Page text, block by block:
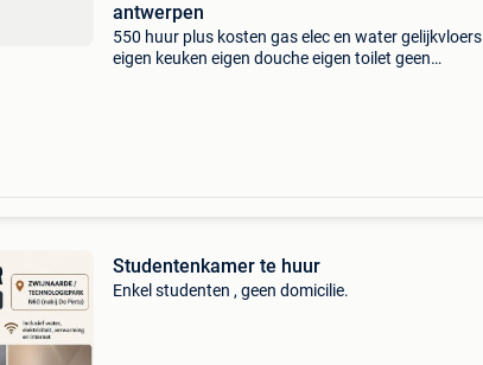
antwerpen
550 huur plus kosten gas elec en water gelijkvloers
eigen keuken eigen douche eigen toilet geen
Studentenkamer te huur
Enkel studenten , geen domicilie.